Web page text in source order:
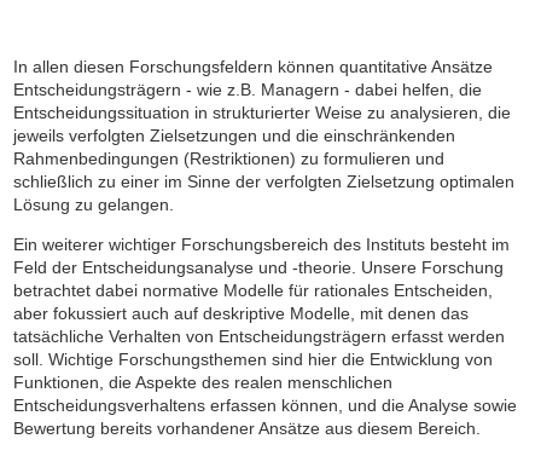
In allen diesen Forschungsfeldern können quantitative Ansätze
Entscheidungs­trägern - wie z.B. Managern - dabei helfen, die
Entscheidungssituation in strukturierter Weise zu analysieren, die
jeweils verfolgten Zielsetzungen und die einschränkenden
Rahmenbedingungen (Restriktionen) zu formulieren und
schließlich zu einer im Sinne der verfolgten Zielsetzung optimalen
Lösung zu gelangen.
Ein weiterer wichtiger Forschungsbereich des Instituts besteht im
Feld der Entscheidungsanalyse und -theorie. Unsere Forschung
betrachtet dabei normative Modelle für rationales Entscheiden,
aber fokussiert auch auf deskriptive Modelle, mit denen das
tatsächliche Verhalten von Entscheidungsträgern erfasst werden
soll. Wichtige Forschungsthemen sind hier die Entwicklung von
Funktionen, die Aspekte des realen menschlichen
Entscheidungsverhaltens erfassen können, und die Analyse sowie
Bewertung bereits vorhandener Ansätze aus diesem Bereich.